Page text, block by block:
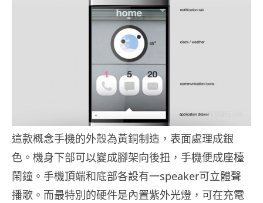
這款概念手機的外殼為黃銅制造，表面處理成銀
色。機身下部可以變成腳架向後扭，手機便成座檯
鬧鐘。手機頂端和底部各設有一speaker可立體聲
播歌。而最特別的硬件是內置紫外光燈，可在充電